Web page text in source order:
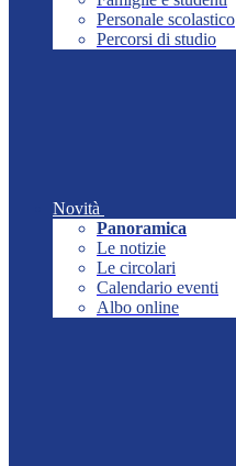
Personale scolastico
Percorsi di studio
Novità
Panoramica
Le notizie
Le circolari
Calendario eventi
Albo online